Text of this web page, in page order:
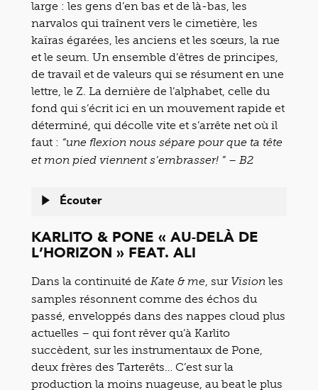
large : les gens d’en bas et de là-bas, les
narvalos qui traînent vers le cimetière, les
kaïras égarées, les anciens et les sœurs, la rue
et le seum. Un ensemble d’êtres de principes,
de travail et de valeurs qui se résument en une
lettre, le Z. La dernière de l’alphabet, celle du
fond qui s’écrit ici en un mouvement rapide et
déterminé, qui décolle vite et s’arrête net où il
faut : “une flexion nous sépare pour que ta tête
et mon pied viennent s’embrasser! ” – B2
Écouter
KARLITO & PONE « AU-DELÀ DE
L’HORIZON » FEAT. ALI
Dans la continuité de Kate & me , sur Vision les
samples résonnent comme des échos du
passé, enveloppés dans des nappes cloud plus
actuelles – qui font rêver qu’à Karlito
succèdent, sur les instrumentaux de Pone,
deux frères des Tarterêts… C’est sur la
production la moins nuageuse, au beat le plus